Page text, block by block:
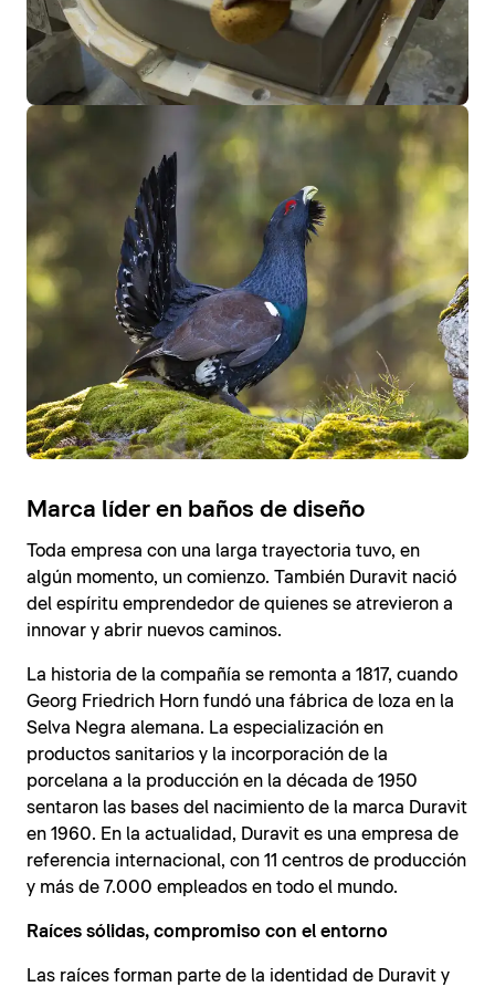
Marca líder en baños de diseño
Toda empresa con una larga trayectoria tuvo, en
algún momento, un comienzo. También Duravit nació
del espíritu emprendedor de quienes se atrevieron a
innovar y abrir nuevos caminos.
La historia de la compañía se remonta a 1817, cuando
Georg Friedrich Horn fundó una fábrica de loza en la
Selva Negra alemana. La especialización en
productos sanitarios y la incorporación de la
porcelana a la producción en la década de 1950
sentaron las bases del nacimiento de la marca Duravit
en 1960. En la actualidad, Duravit es una empresa de
referencia internacional, con 11 centros de producción
y más de 7.000 empleados en todo el mundo.
Raíces sólidas, compromiso con el entorno
Las raíces forman parte de la identidad de Duravit y